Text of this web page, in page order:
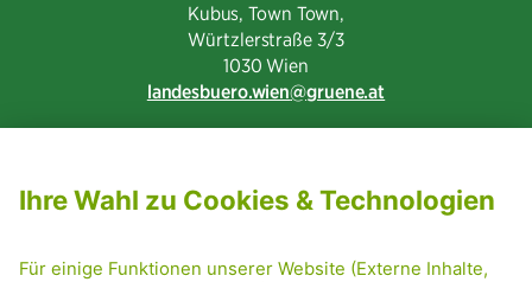
Kubus, Town Town,
Würtzlerstraße 3/3​
1030 Wien
landesbuero.wien
gruene.at
PRESSE